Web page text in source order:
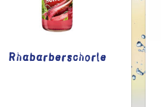
Rhabarberschorle